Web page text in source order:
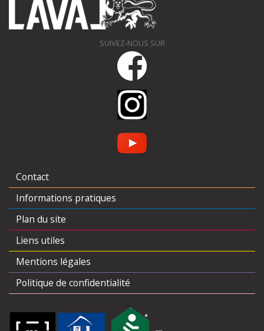
SUIVEZ-NOUS SUR
Contact
Informations pratiques
Plan du site
Liens utiles
Mentions légales
Politique de confidentialité